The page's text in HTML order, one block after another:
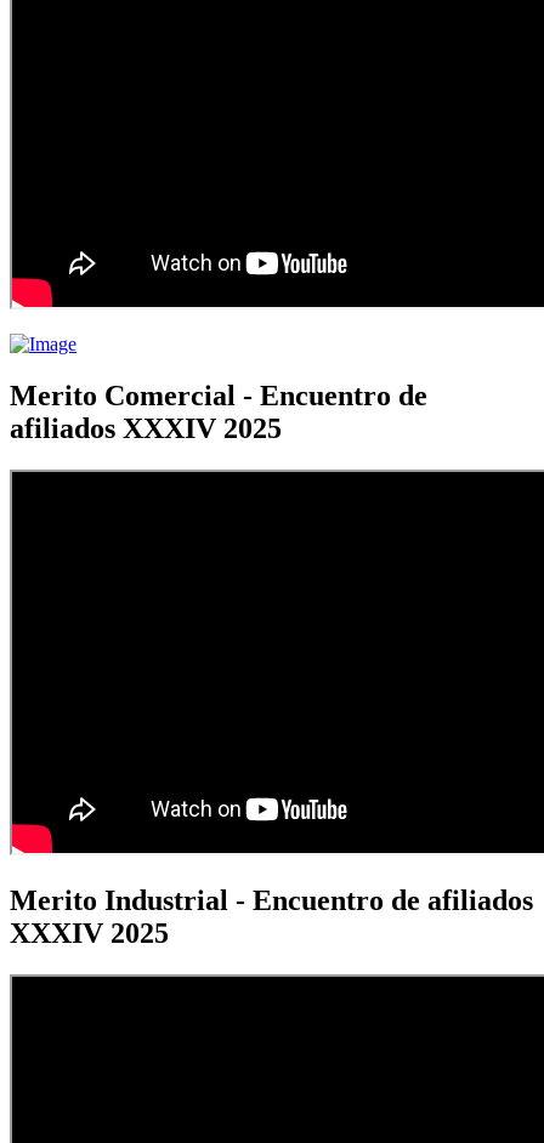
Merito Comercial - Encuentro de
afiliados XXXIV 2025
Merito Industrial - Encuentro de afiliados
XXXIV 2025